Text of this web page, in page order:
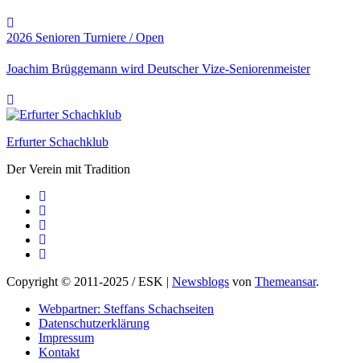
2026 Senioren Turniere / Open
Joachim Brüggemann wird Deutscher Vize-Seniorenmeister
Erfurter Schachklub
Der Verein mit Tradition
Copyright © 2011-2025 / ESK Newsblogs von Themeansar.
Webpartner: Steffans Schachseiten
Datenschutzerklärung
Impressum
Kontakt